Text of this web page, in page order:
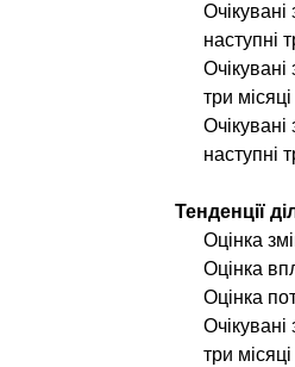
наступні
три місяці
Очікувані
наступні
Тенденції
Оцінка
Оцінка
Оцінка
Очікувані
три місяці